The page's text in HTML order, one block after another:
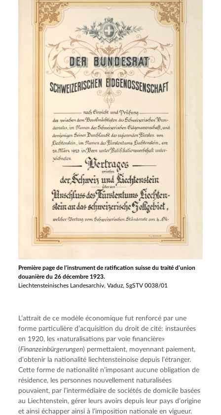
Première page de l’instrument de ratification suisse du traité d’union
douanière du 26 décembre 1923.
Liechtensteinisches Landesarchiv, Vaduz, SgSTV 0038/01
L’attrait de ce modèle économique fut renforcé par une
forme particulière d’acquisition du droit de cité: instaurées
en 1920, les «naturalisations par voie financière»
(Finanzeinbürgerungen) permettaient, moyennant paiement,
d’obtenir la nationalité liechtensteinoise depuis l’étranger.
Cette forme de nationalité n’imposant aucune obligation de
résidence, les personnes nouvellement naturalisées
pouvaient, par l’intermédiaire de sociétés de domicile basées
au Liechtenstein, gérer leurs avoirs depuis leur pays d’origine
et ainsi échapper ainsi à l’imposition nationale en vigueur.